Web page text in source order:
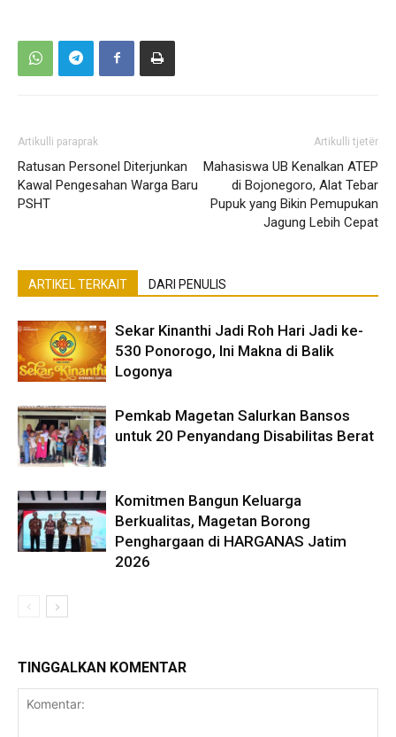
Artikulli paraprak
Ratusan Personel Diterjunkan
Kawal Pengesahan Warga Baru
PSHT
Artikulli tjetër
Mahasiswa UB Kenalkan ATEP
di Bojonegoro, Alat Tebar
Pupuk yang Bikin Pemupukan
Jagung Lebih Cepat
ARTIKEL TERKAIT DARI PENULIS
Sekar Kinanthi Jadi Roh Hari Jadi ke-
530 Ponorogo, Ini Makna di Balik
Logonya
Pemkab Magetan Salurkan Bansos
untuk 20 Penyandang Disabilitas Berat
Komitmen Bangun Keluarga
Berkualitas, Magetan Borong
Penghargaan di HARGANAS Jatim
2026
TINGGALKAN KOMENTAR